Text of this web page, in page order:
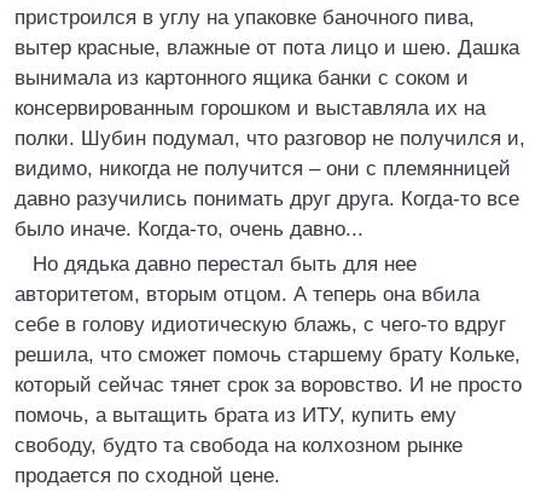
пристроился в углу на упаковке баночного пива,
вытер красные, влажные от пота лицо и шею. Дашка
вынимала из картонного ящика банки с соком и
консервированным горошком и выставляла их на
полки. Шубин подумал, что разговор не получился и,
видимо, никогда не получится – они с племянницей
давно разучились понимать друг друга. Когда-то все
было иначе. Когда-то, очень давно...
Но дядька давно перестал быть для нее
авторитетом, вторым отцом. А теперь она вбила
себе в голову идиотическую блажь, с чего-то вдруг
решила, что сможет помочь старшему брату Кольке,
который сейчас тянет срок за воровство. И не просто
помочь, а вытащить брата из ИТУ, купить ему
свободу, будто та свобода на колхозном рынке
продается по сходной цене.